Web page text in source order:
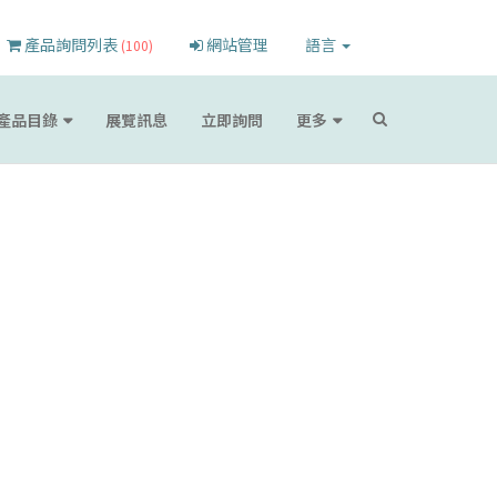
產品詢問列表 (100) 網站管理 語言
品目錄 展覽訊息 立即詢問 更多